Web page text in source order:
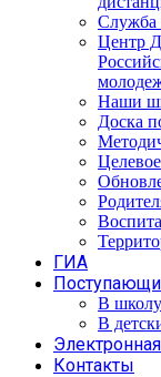
Служба
Центр
Наши
Доска
ГИА
В школу
В
Контакты